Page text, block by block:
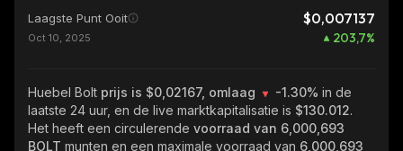
Laagste Punt Ooit $0,007137
Oct 10, 2025 203,7%
Huebel Bolt prijs is $0,02167, omlaag -1.30% in de
laatste 24 uur, en de live marktkapitalisatie is $130.012.
Het heeft een circulerende voorraad van 6,000,693
BOLT munten en een maximale voorraad van 6,000,693